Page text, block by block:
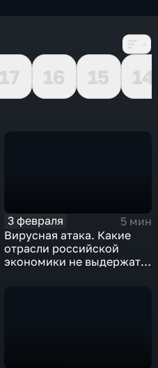
17 16 15
14
3 февраля
5 мин
Вирусная атака. Какие
отрасли российской
экономики не выдержат